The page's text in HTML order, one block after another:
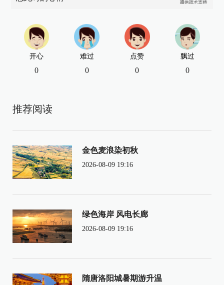
开心
0
难过
0
点赞
0
飘过
0
推荐阅读
金色麦浪染初秋
2026-08-09 19:16
绿色海岸 风电长廊
2026-08-09 19:16
隋唐洛阳城暑期游升温